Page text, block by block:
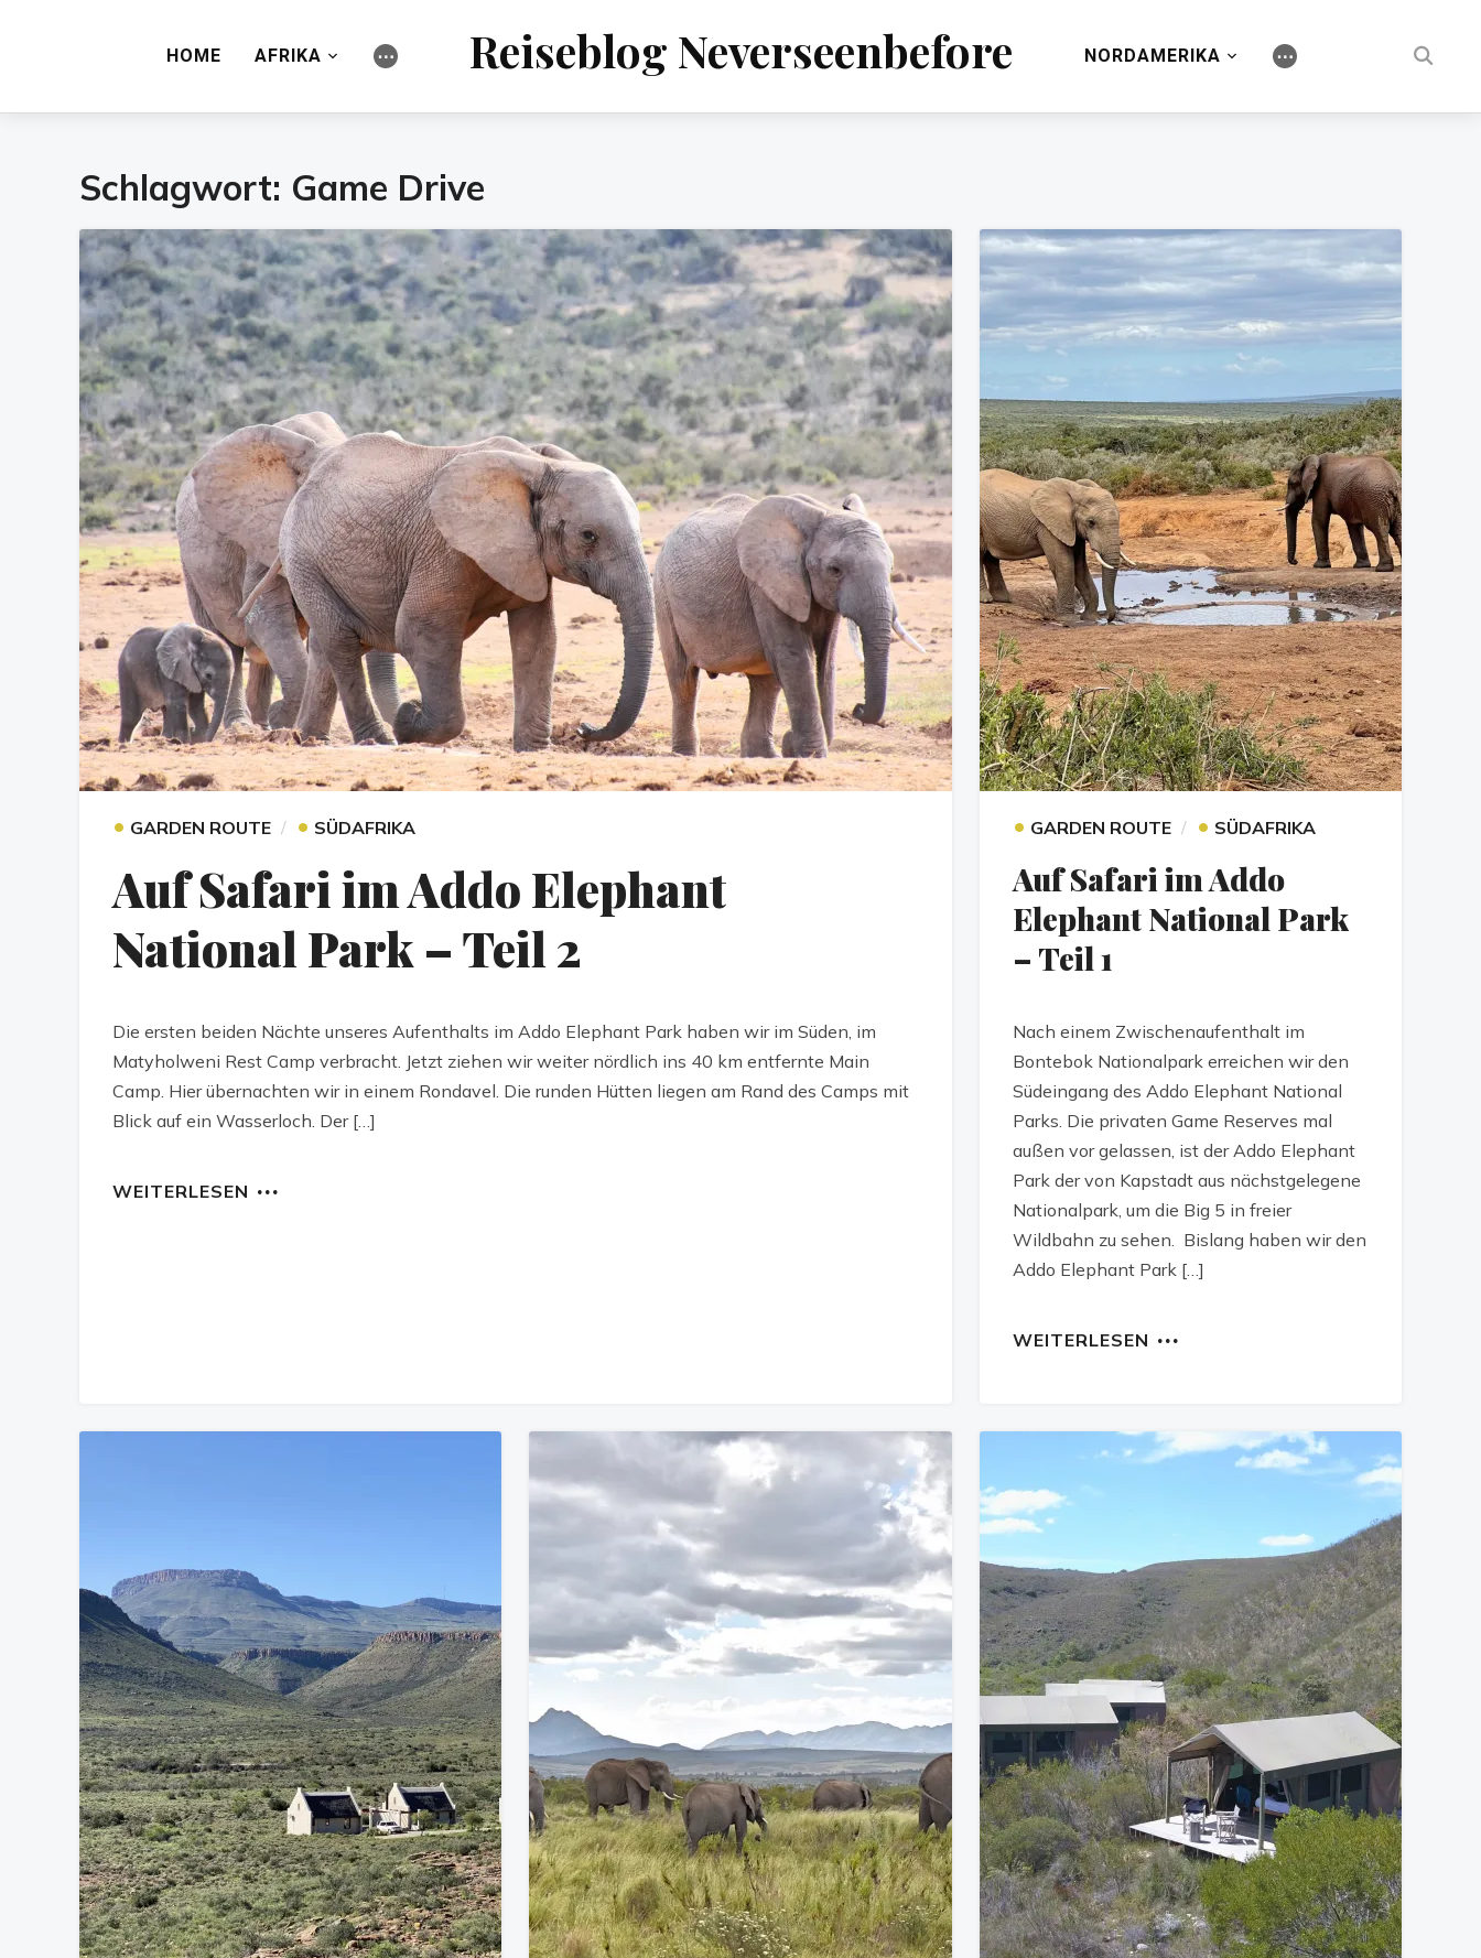
HOME AFRIKA ⋯ Reiseblog Neverseenbefore NORDAMERIKA ⋯
Schlagwort: Game Drive
• GARDEN ROUTE • SÜDAFRIKA
Auf Safari im Addo Elephant
National Park – Teil 2
Die ersten beiden Nächte unseres Aufenthalts im Addo Elephant Park haben wir im Süden, im
Matyholweni Rest Camp verbracht. Jetzt ziehen wir weiter nördlich ins 40 km entfernte Main
Camp. Hier übernachten wir in einem Rondavel. Die runden Hütten liegen am Rand des Camps mit
Blick auf ein Wasserloch. Der […]
WEITERLESEN
• GARDEN ROUTE • SÜDAFRIKA
Auf Safari im Addo
Elephant National Park
– Teil 1
Nach einem Zwischenaufenthalt im
Bontebok Nationalpark erreichen wir den
Südeingang des Addo Elephant National
Parks. Die privaten Game Reserves mal
außen vor gelassen, ist der Addo Elephant
Park der von Kapstadt aus nächstgelegene
Nationalpark, um die Big 5 in freier
Wildbahn zu sehen. Bislang haben wir den
Addo Elephant Park […]
WEITERLESEN